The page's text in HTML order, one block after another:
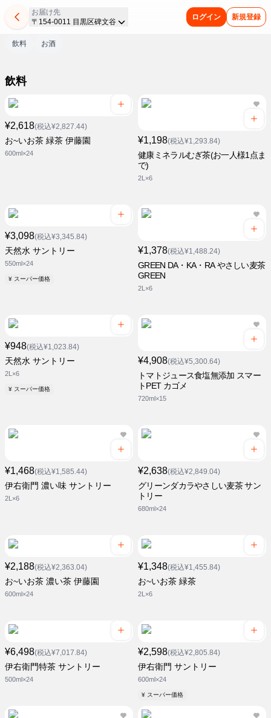
お届け先
〒154-0011 目黒区碑文谷
ログイン 新規登録
飲料 お酒
飲料
¥2,618(税込¥2,827.44)
お~いお茶 緑茶 伊藤園
600ml×24
¥1,198(税込¥1,293.84)
健康ミネラルむぎ茶(お一人様1点ま
で)
2L×6
¥3,098(税込¥3,345.84)
天然水 サントリー
550ml×24
¥ スーパー価格
¥1,378(税込¥1,488.24)
GREEN DA・KA・RA やさしい麦茶
GREEN
2L×6
¥948(税込¥1,023.84)
天然水 サントリー
2L×6
¥ スーパー価格
¥4,908(税込¥5,300.64)
トマトジュース食塩無添加 スマー
トPET カゴメ
720ml×15
¥1,468(税込¥1,585.44)
伊右衛門 濃い味 サントリー
2L×6
¥2,638(税込¥2,849.04)
グリーンダカラやさしい麦茶 サン
トリー
680ml×24
¥2,188(税込¥2,363.04)
お~いお茶 濃い茶 伊藤園
600ml×24
¥1,348(税込¥1,455.84)
お~いお茶 緑茶
2L×6
¥6,498(税込¥7,017.84)
伊右衛門特茶 サントリー
500ml×24
¥2,598(税込¥2,805.84)
伊右衛門 サントリー
600ml×24
¥ スーパー価格